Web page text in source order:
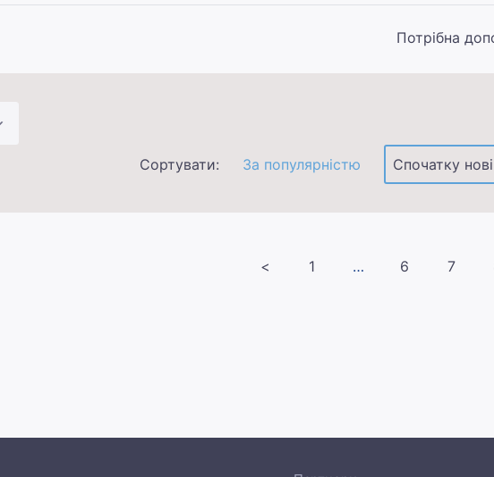
Потрібна
Сортувати: За популярністю Спочатку нові
< 1 << 6 7